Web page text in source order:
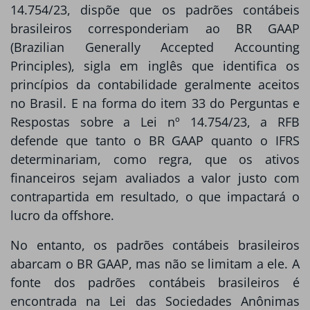
14.754/23, dispõe que os padrões contábeis
brasileiros corresponderiam ao BR GAAP
(Brazilian Generally Accepted Accounting
Principles), sigla em inglês que identifica os
princípios da contabilidade geralmente aceitos
no Brasil. E na forma do item 33 do Perguntas e
Respostas sobre a Lei nº 14.754/23, a RFB
defende que tanto o BR GAAP quanto o IFRS
determinariam, como regra, que os ativos
financeiros sejam avaliados a valor justo com
contrapartida em resultado, o que impactará o
lucro da offshore.
No entanto, os padrões contábeis brasileiros
abarcam o BR GAAP, mas não se limitam a ele. A
fonte dos padrões contábeis brasileiros é
encontrada na Lei das Sociedades Anônimas